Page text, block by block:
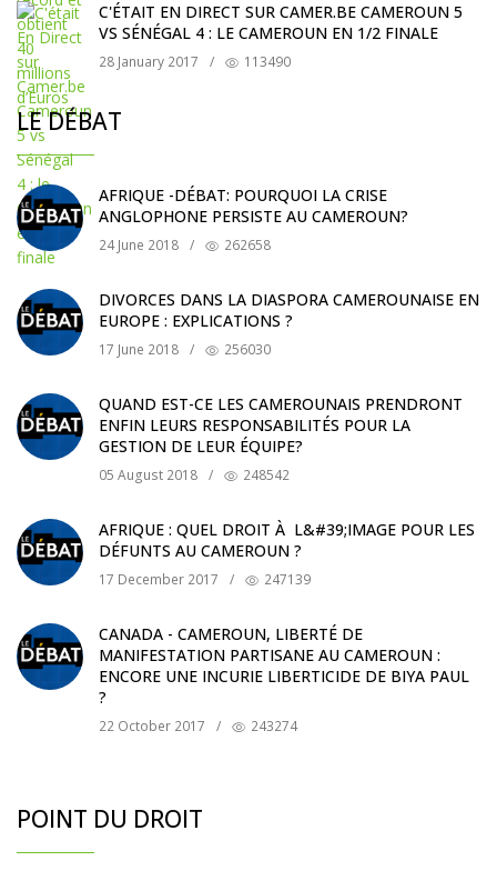
C'ÉTAIT EN DIRECT SUR CAMER.BE CAMEROUN 5
VS SÉNÉGAL 4 : LE CAMEROUN EN 1/2 FINALE
28 January 2017 / 113490
LE DÉBAT
AFRIQUE -DÉBAT: POURQUOI LA CRISE
ANGLOPHONE PERSISTE AU CAMEROUN?
24 June 2018 / 262658
DIVORCES DANS LA DIASPORA CAMEROUNAISE EN
EUROPE : EXPLICATIONS ?
17 June 2018 / 256030
QUAND EST-CE LES CAMEROUNAIS PRENDRONT
ENFIN LEURS RESPONSABILITÉS POUR LA
GESTION DE LEUR ÉQUIPE?
05 August 2018 / 248542
AFRIQUE : QUEL DROIT À L&#39;IMAGE POUR LES
DÉFUNTS AU CAMEROUN ?
17 December 2017 / 247139
CANADA - CAMEROUN, LIBERTÉ DE
MANIFESTATION PARTISANE AU CAMEROUN :
ENCORE UNE INCURIE LIBERTICIDE DE BIYA PAUL
?
22 October 2017 / 243274
POINT DU DROIT